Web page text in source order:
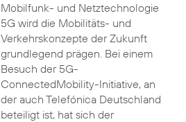
Mobilfunk- und Netztechnologie
5G wird die Mobilitäts- und
Verkehrskonzepte der Zukunft
grundlegend prägen. Bei einem
Besuch der 5G-
ConnectedMobility-Initiative, an
der auch Telefónica Deutschland
beteiligt ist, hat sich der